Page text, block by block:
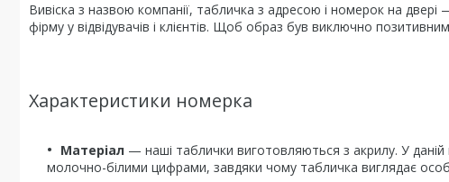
Вивіска з назвою компанії, табличка з адресою і номерок на
фірму у відвідувачів і клієнтів. Щоб образ був виключно
Характеристики номерка
Матеріал — наші таблички виготовляються з акрилу. У
молочно-білими цифрами, завдяки чому табличка виглядає